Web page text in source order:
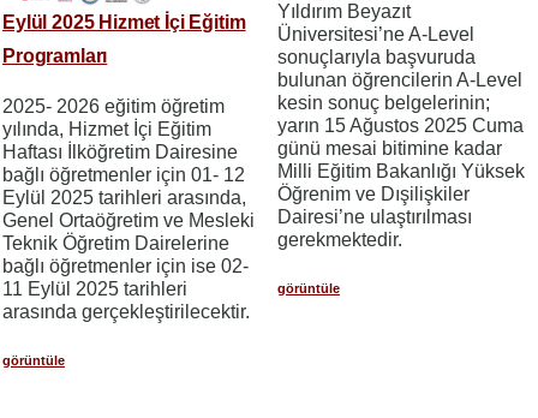
Eylül 2025 Hizmet İçi Eğitim
Programları
2025- 2026 eğitim öğretim
yılında, Hizmet İçi Eğitim
Haftası İlköğretim Dairesine
bağlı öğretmenler için 01- 12
Eylül 2025 tarihleri arasında,
Genel Ortaöğretim ve Mesleki
Teknik Öğretim Dairelerine
bağlı öğretmenler için ise 02-
11 Eylül 2025 tarihleri
arasında gerçekleştirilecektir.
görüntüle
Yıldırım Beyazıt
Üniversitesi’ne A-Level
sonuçlarıyla başvuruda
bulunan öğrencilerin A-Level
kesin sonuç belgelerinin;
yarın 15 Ağustos 2025 Cuma
günü mesai bitimine kadar
Milli Eğitim Bakanlığı Yüksek
Öğrenim ve Dışilişkiler
Dairesi’ne ulaştırılması
gerekmektedir.
görüntüle